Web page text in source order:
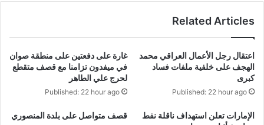
Related Articles
اعتقال رجل الأعمال العراقي محمد
الهجف على خلفية ملفات فساد
كبرى
Published: 22 hour ago
غارة على دفعتين على منطقة صوان
في ميفدون تزامنا مع قصف متقطع
لحرج علي الطاهر
Published: 22 hour ago
الإمارات تعلن استهداف ناقلة نفط
قصف متواصل على بلدة المنصوري